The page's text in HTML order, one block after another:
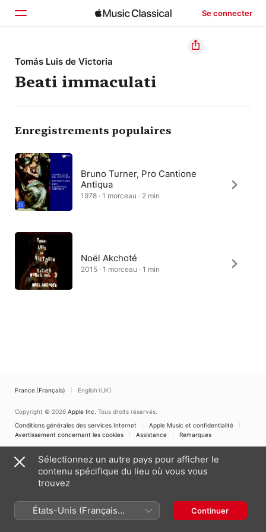
Se connecter
Accueil
Parcourir
Rechercher
Tomás Luis de Victoria
Beati immaculati
Enregistrements populaires
Bruno Turner, Pro Cantione
Antiqua
1978 · 1 morceau · 2 min
Noël Akchoté
2015 · 1 morceau · 1 min
France (Français) English (UK)
Copyright © 2026 Apple Inc. Tous droits réservés.
Conditions générales des services Internet
Apple Music et confidentialité
Avertissement concernant les cookies
Assistance Remarques
Sélectionnez un autre pays pour afficher le
contenu spécifique du lieu où vous vous
trouvez
États-Unis (Français
France)
Continuer